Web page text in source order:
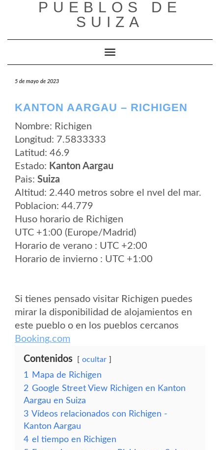
PUEBLOS DE
SUIZA
Cambiar modo de navegación
5 de mayo de 2023
KANTON AARGAU – RICHIGEN
Nombre: Richigen
Longitud: 7.5833333
Latitud: 46.9
Estado: Kanton Aargau
Pais: Suiza
Altitud: 2.440 metros sobre el nvel del mar.
Poblacion: 44.779
Huso horario de Richigen
UTC +1:00 (Europe/Madrid)
Horario de verano : UTC +2:00
Horario de invierno : UTC +1:00
Si tienes pensado visitar Richigen puedes
mirar la disponibilidad de alojamientos en
este pueblo o en los pueblos cercanos
Booking.com
Contenidos ocultar
1
Mapa de Richigen
2 Google Street View Richigen en Kanton
Aargau en Suiza
3 Vídeos relacionados con Richigen -
Kanton Aargau
4 el tiempo en Richigen